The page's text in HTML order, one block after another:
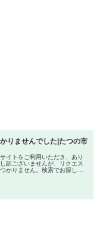
りませんでした|たつの市
イトをご利用いただき、あり
訳ございませんが、リクエス
かりません。検索でお探しの
つ...